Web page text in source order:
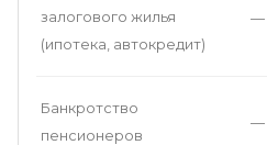
залогового жилья
(ипотека, автокредит)
—
Банкротство
пенсионеров
—